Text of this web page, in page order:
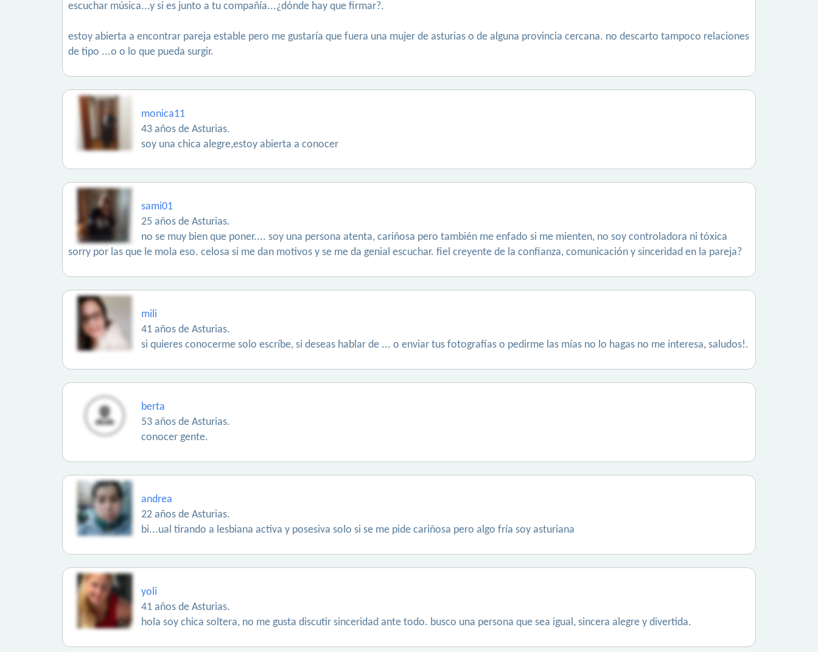
escuchar música...y si es junto a tu compañía...¿dónde hay que firmar?.
estoy abierta a encontrar pareja estable pero me gustaría que fuera una mujer de asturias o de alguna provincia cercana. no descarto tampoco relaciones
de tipo ...o o lo que pueda surgir.
monica11
43 años de Asturias.
soy una chica alegre,estoy abierta a conocer
sami01
25 años de Asturias.
no se muy bien que poner.... soy una persona atenta, cariñosa pero también me enfado si me mienten, no soy controladora ni tóxica
sorry por las que le mola eso. celosa si me dan motivos y se me da genial escuchar. fiel creyente de la confianza, comunicación y sinceridad en la pareja?
mili
41 años de Asturias.
si quieres conocerme solo escríbe, si deseas hablar de ... o enviar tus fotografías o pedirme las mías no lo hagas no me interesa, saludos!.
berta
53 años de Asturias.
conocer gente.
andrea
22 años de Asturias.
bi...ual tirando a lesbiana activa y posesiva solo si se me pide cariñosa pero algo fría soy asturiana
yoli
41 años de Asturias.
hola soy chica soltera, no me gusta discutir sinceridad ante todo. busco una persona que sea igual, sincera alegre y divertida.